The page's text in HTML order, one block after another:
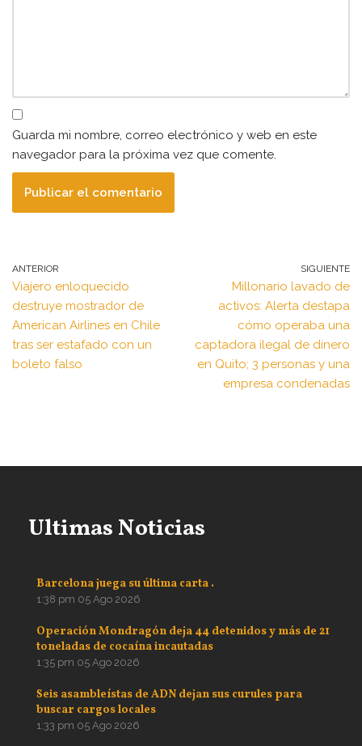
Guarda mi nombre, correo electrónico y web en este
navegador para la próxima vez que comente.
ANTERIOR
Viajero enloquecido
destruye mostrador de
American Airlines en Chile
tras ser estafado con un
boleto falso
SIGUIENTE
Millonario lavado de
activos: Alerta destapa
cómo operaba una
captadora ilegal de dinero
en Quito; 3 personas y una
empresa condenadas
Ultimas Noticias
Barcelona juega su última carta .
1:38 pm 05 Ago 2026
Operación Mondragón deja 44 detenidos y más de 21
toneladas de cocaína incautadas
1:35 pm 05 Ago 2026
Seis asambleístas de ADN dejan sus curules para
buscar cargos locales
1:33 pm 05 Ago 2026